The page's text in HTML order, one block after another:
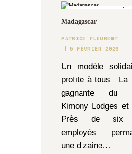
BOUTIQUE STYLÉE
Madagascar
PATRICE FLEURENT
5 FÉVRIER 2026
Un modèle
profite à tous La
gagnante du
Kimony Lodges et
Près de six
employés
une dizaine…